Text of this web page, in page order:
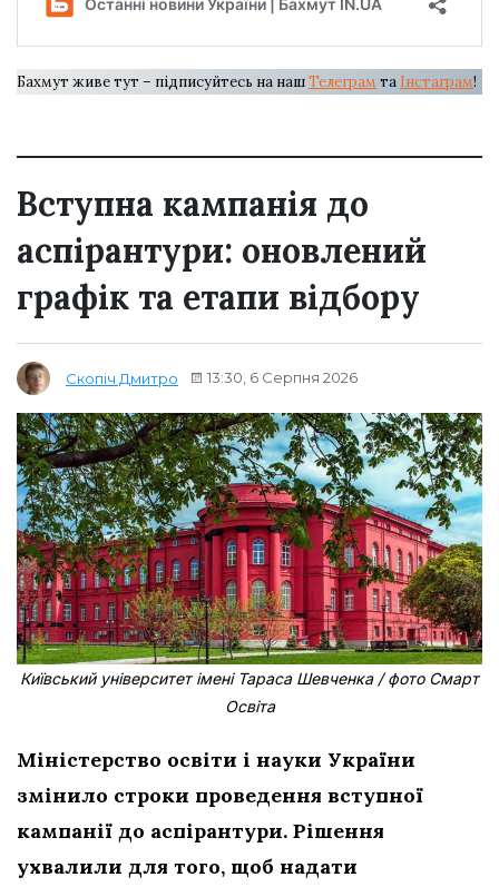
Бахмут живе тут – підписуйтесь на нашТелеграм та Інстаграм!
Вступна кампанія до
аспірантури: оновлений
графік та етапи відбору
Скопіч Дмитро 13:30, 6 Серпня 2026
Київський університет імені Тараса Шевченка / фото Смарт
Освіта
Міністерство освіти і науки України
змінило строки проведення вступної
кампанії до аспірантури. Рішення
ухвалили для того, щоб надати